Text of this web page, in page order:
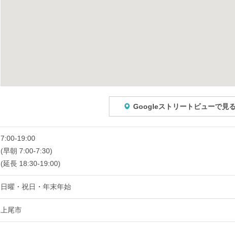
Googleストリートビューで見
7:00-19:00
(早朝 7:00-7:30)
(延長 18:30-19:00)
日曜・祝日・年末年始
上尾市